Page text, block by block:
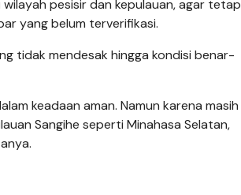
pesisir dan kepulauan, agar tetap
yang belum terverifikasi.
tidak mendesak hingga kondisi benar-
keadaan aman. Namun karena masih
Sangihe seperti Minahasa Selatan,